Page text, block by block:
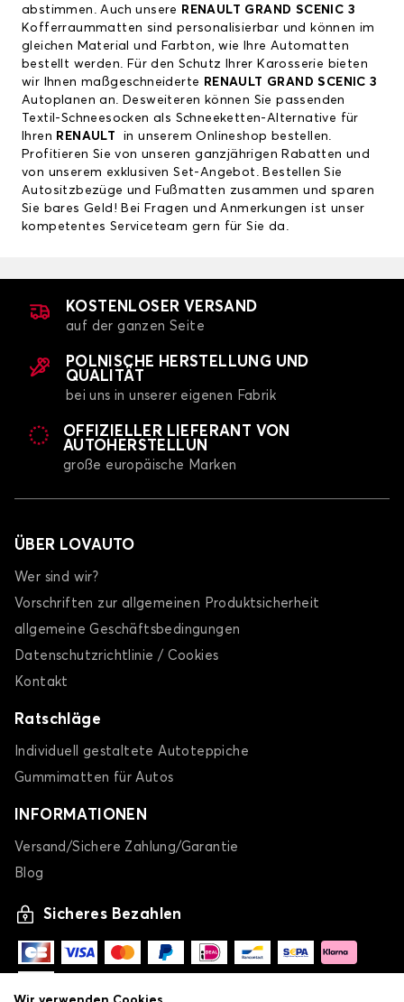
abstimmen. Auch unsere RENAULT GRAND SCENIC 3
Kofferraummatten sind personalisierbar und können im
gleichen Material und Farbton, wie Ihre Automatten
bestellt werden. Für den Schutz Ihrer Karosserie bieten
wir Ihnen maßgeschneiderte RENAULT GRAND SCENIC 3
Autoplanen an. Desweiteren können Sie passenden
Textil-Schneesocken als Schneeketten-Alternative für
Ihren RENAULT
in unserem Onlineshop bestellen.
Profitieren Sie von unseren ganzjährigen Rabatten und
von unserem exklusiven Set-Angebot. Bestellen Sie
Autositzbezüge und Fußmatten zusammen und sparen
Sie bares Geld! Bei Fragen und Anmerkungen ist unser
kompetentes Serviceteam gern für Sie da.
KOSTENLOSER VERSAND
auf der ganzen Seite
POLNISCHE HERSTELLUNG UND
QUALITÄT
bei uns in unserer eigenen Fabrik
OFFIZIELLER LIEFERANT VON
AUTOHERSTELLUN
große europäische Marken
ÜBER LOVAUTO
Wer sind wir?
Vorschriften zur allgemeinen Produktsicherheit
allgemeine Geschäftsbedingungen
Datenschutzrichtlinie / Cookies
Kontakt
Ratschläge
Individuell gestaltete Autoteppiche
Gummimatten für Autos
INFORMATIONEN
Versand/Sichere Zahlung/Garantie
Blog
Sicheres Bezahlen